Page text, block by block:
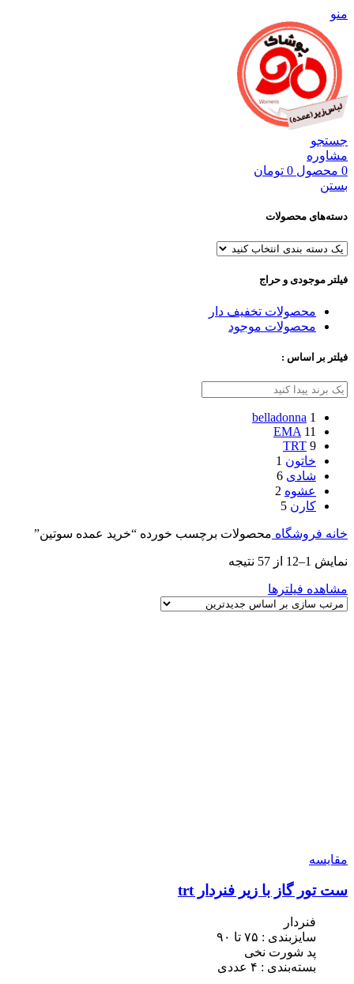
منو
جستجو
مشاوره
0 محصول 0 تومان
بستن
دسته‌های محصولات
فیلتر موجودی و حراج
محصولات تخفیف دار
محصولات موجود
فیلتر بر اساس :
belladonna 1
EMA 11
TRT 9
خاتون 1
شادی 6
عشوه 2
کارن 5
خانه فروشگاه محصولات برچسب خورده “خرید عمده سوتین”
نمایش 1–12 از 57 نتیجه
مشاهده فیلترها
مقایسه
ست تور گاز با زیر فنردار trt
فنردار
سایزبندی : ٧۵ تا ٩٠
پد شورت نخی
بسته‌بندی : ۴ عددی